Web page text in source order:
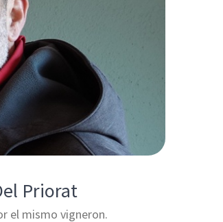
Priorat
el mismo vigneron.